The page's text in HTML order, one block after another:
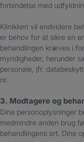
forbindelse med
Klinikken vil endvidere
er behov for at sikre en
behandlingen kræves i
myndigheder, herunder
personale, jfr.
nr.
3. Modtagere og
Dine personoplysninger
medmindre anden brug
behandlingens art. Dine